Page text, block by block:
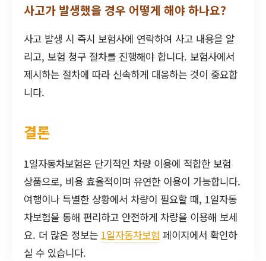
사고가 발생했을 경우 어떻게 해야 하나요?
사고 발생 시 즉시 보험사에 연락하여 사고 내용을 알
리고, 보험 청구 절차를 진행해야 합니다. 보험사에서
제시하는 절차에 따라 신속하게 대응하는 것이 중요합
니다.
결론
1일자동차보험은 단기적인 차량 이용에 적합한 보험
상품으로, 비용 효율적이며 유연한 이용이 가능합니다.
여행이나 특별한 상황에서 차량이 필요할 때, 1일자동
차보험을 통해 편리하고 안전하게 차량을 이용해 보세
요. 더 많은 정보는 1일자동차보험 페이지에서 확인하
실 수 있습니다.